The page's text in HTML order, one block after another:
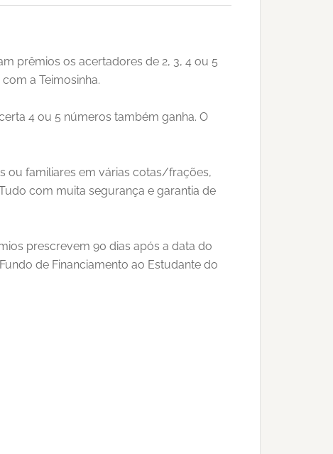
prêmios os acertadores de 2, 3, 4 ou 5
a Teimosinha.
4 ou 5 números também ganha. O
ou familiares em várias cotas/frações,
com muita segurança e garantia de
prescrevem 90 dias após a data do
de Financiamento ao Estudante do